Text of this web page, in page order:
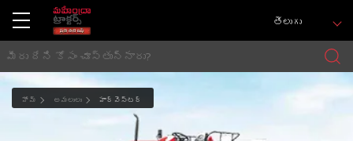
తెలుగు
హోమ్ అమలులు హార్వెస్టర్